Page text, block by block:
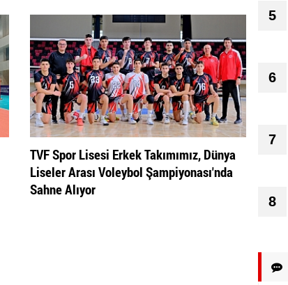
TVF Spor Lisesi Erkek Takımımız, Dünya
Liseler Arası Voleybol Şampiyonası'nda
Sahne Alıyor
5
6
7
8